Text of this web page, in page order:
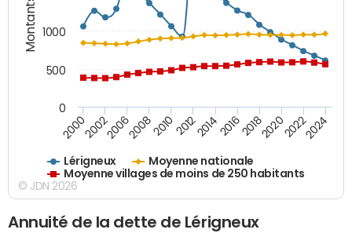
Lérigneux
Moyenne nationale
Moyenne villages de moins de 250 habitants
200020022006200820102012201420162018202020222024
0
500
1000
© JDN 2026
Annuité de la dette de Lérigneux